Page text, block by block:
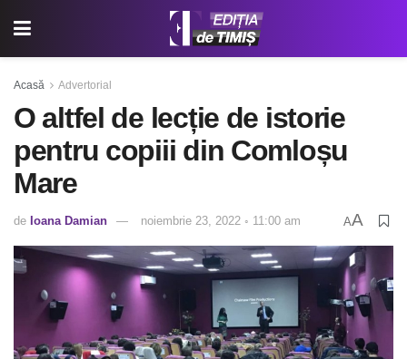
Acasă Advertorial
O altfel de lecție de istorie
pentru copiii din Comloșu
Mare
de Ioana Damian noiembrie 23, 2022 ◦ 11:00 am AA